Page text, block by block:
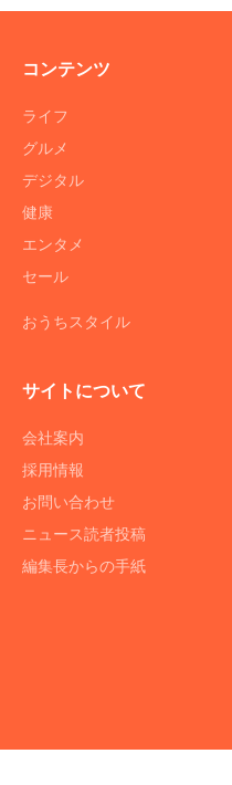
コンテンツ
ライフ
グルメ
デジタル
健康
エンタメ
セール
おうちスタイル
サイトについて
会社案内
採用情報
お問い合わせ
ニュース読者投稿
編集長からの手紙